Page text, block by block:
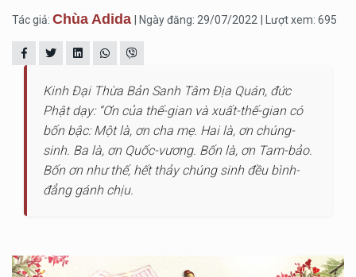
Tác giả: Chùa Adida | Ngày đăng: 29/07/2022 | Lượt xem: 695
Kinh Đại Thừa Bản Sanh Tâm Địa Quán, đức
Phật dạy: “Ơn của thế-gian và xuất-thế-gian có
bốn bậc: Một là, ơn cha mẹ. Hai là, ơn chúng-
sinh. Ba là, ơn Quốc-vương. Bốn là, ơn Tam-bảo.
Bốn ơn như thế, hết thảy chúng sinh đều bình-
đẳng gánh chịu.